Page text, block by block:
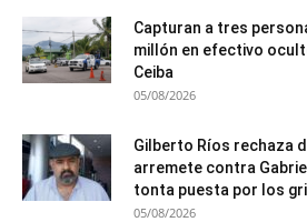
Capturan a tres
millón en efectivo
Ceiba
05/08/2026
Gilberto Ríos rechaza
arremete contra
tonta puesta por los
05/08/2026